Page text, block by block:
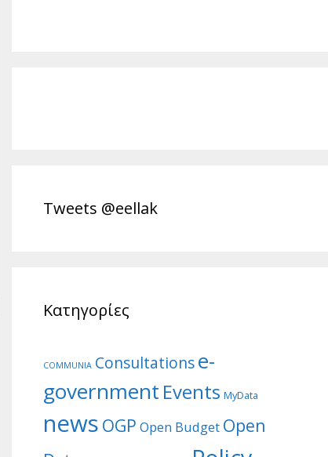
Tweets @eellak
Κατηγορίες
COMMUNIA Consultations e-
government Events MyData
news OGP Open Budget Open